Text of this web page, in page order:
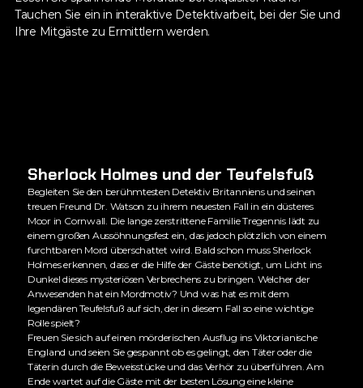
Tauchen Sie ein in interaktive Detektivarbeit, bei der Sie und
Ihre Mitgäste zu Ermittlern werden.
Sherlock Holmes und der Teufelsfuß
Begleiten Sie den berühmtesten Detektiv Britanniens und seinen
treuen Freund Dr. Watson zu ihrem neuesten Fall in ein düsteres
Moor in Cornwall. Die lange zerstrittene Familie Tregennis lädt zu
einem großen Aussöhnungsfest ein, das jedoch plötzlich von einem
furchtbaren Mord überschattet wird. Bald schon muss Sherlock
Holmes erkennen, dass er die Hilfe der Gäste benötigt, um Licht ins
Dunkel dieses mysteriösen Verbrechens zu bringen. Welcher der
Anwesenden hat ein Mordmotiv? Und was hat es mit dem
legendären Teufelsfuß auf sich, der in diesem Fall so eine wichtige
Rolle spielt?
Freuen Sie sich auf einen mörderischen Ausflug ins Viktorianische
England und seien Sie gespannt ob es gelingt, den Täter oder die
Täterin durch die Beweisstücke und das Verhör zu überführen. Am
Ende wartet auf die Gäste mit der besten Lösung eine kleine